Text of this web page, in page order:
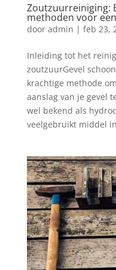
Zoutzuurreiniging:
methoden voor
door admin | feb 23,
Inleiding tot het
zoutzuurGevel
krachtige methode
aanslag van je gevel
wel bekend als
veelgebruikt middel